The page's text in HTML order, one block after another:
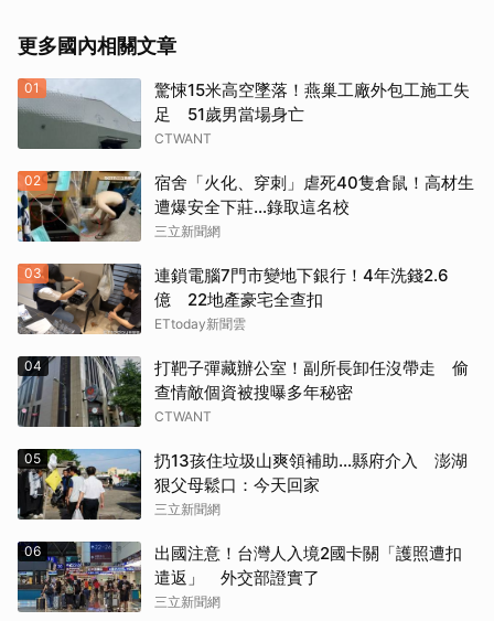
更多國內相關文章
01
驚悚15米高空墜落！燕巢工廠外包工施工失
足 51歲男當場身亡
CTWANT
02
宿舍「火化、穿刺」虐死40隻倉鼠！高材生
遭爆安全下莊…錄取這名校
三立新聞網
03
連鎖電腦7門市變地下銀行！4年洗錢2.6
億 22地產豪宅全查扣
ETtoday新聞雲
04
打靶子彈藏辦公室！副所長卸任沒帶走 偷
查情敵個資被搜曝多年秘密
CTWANT
05
扔13孩住垃圾山爽領補助…縣府介入 澎湖
狠父母鬆口：今天回家
三立新聞網
06
出國注意！台灣人入境2國卡關「護照遭扣
遣返」 外交部證實了
三立新聞網